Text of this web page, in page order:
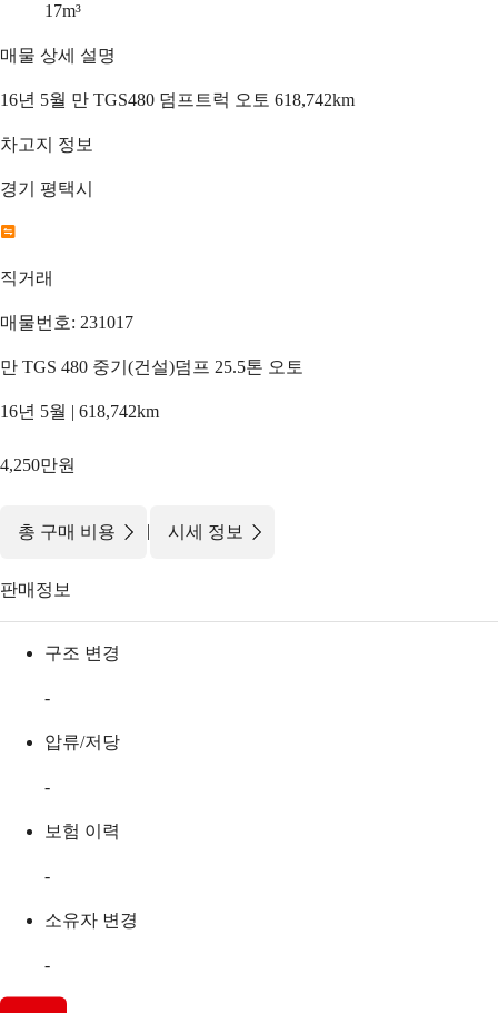
17m³
매물 상세 설명
16년 5월 만 TGS480 덤프트럭 오토 618,742km
차고지 정보
경기 평택시
직거래
매물번호: 231017
만 TGS 480 중기(건설)덤프 25.5톤 오토
16년 5월 | 618,742km
4,250만원
총 구매 비용 | 시세 정보
판매정보
구조 변경
-
압류/저당
-
보험 이력
-
소유자 변경
-